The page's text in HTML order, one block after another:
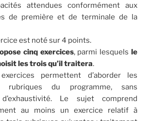
attendues conformément aux
de première et de terminale de la
est noté sur 4 points.
cinq exercices, parmi lesquelsle
les troisqu’il traitera.
permettent d’aborder les
rubriques du programme, sans
Le sujet comprend
au moins un exercice relatif à